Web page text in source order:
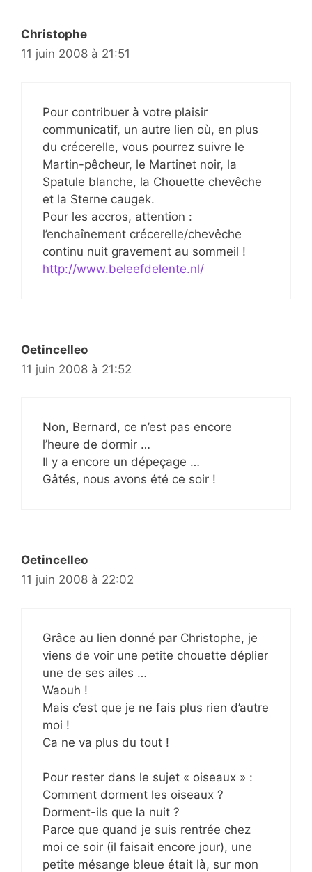
Christophe
11 juin 2008 à 21:51
Pour contribuer à votre plaisir
communicatif, un autre lien où, en plus
du crécerelle, vous pourrez suivre le
Martin-pêcheur, le Martinet noir, la
Spatule blanche, la Chouette chevêche
et la Sterne caugek.
Pour les accros, attention :
l’enchaînement crécerelle/chevêche
continu nuit gravement au sommeil !
http://www.beleefdelente.nl/
Oetincelleo
11 juin 2008 à 21:52
Non, Bernard, ce n’est pas encore
l’heure de dormir …
Il y a encore un dépeçage …
Gâtés, nous avons été ce soir !
Oetincelleo
11 juin 2008 à 22:02
Grâce au lien donné par Christophe, je
viens de voir une petite chouette déplier
une de ses ailes …
Waouh !
Mais c’est que je ne fais plus rien d’autre
moi !
Ca ne va plus du tout !
Pour rester dans le sujet « oiseaux » :
Comment dorment les oiseaux ?
Dorment-ils que la nuit ?
Parce que quand je suis rentrée chez
moi ce soir (il faisait encore jour), une
petite mésange bleue était là, sur mon